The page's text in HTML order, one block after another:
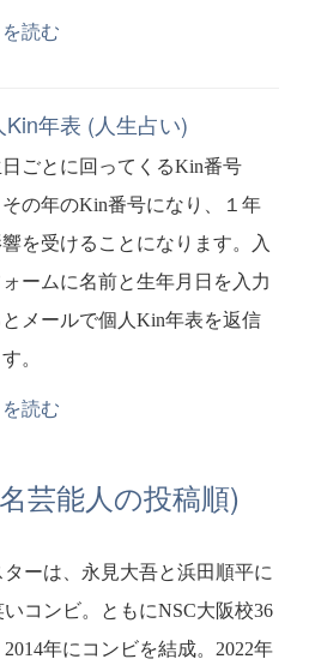
読む
Kin年表 (人生占い)
ごとに回ってくるKin番号
の年のKin番号になり、１年
響を受けることになります。入
ームに名前と生年月日を入力
メールで個人Kin年表を返信
。
読む
芸能人の投稿順)
ターは、永見大吾と浜田順平に
いコンビ。ともにNSC大阪校36
年にコンビを結成。2022年